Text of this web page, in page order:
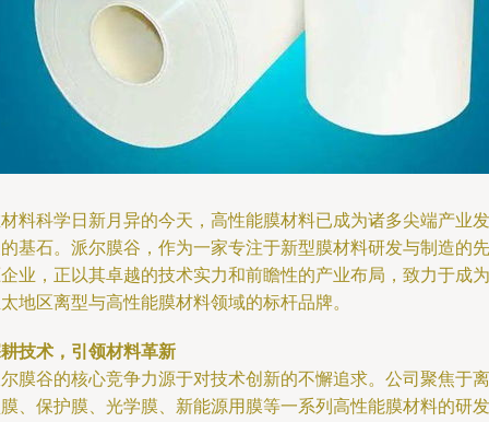
料科学日新月异的今天，高性能膜材料已成为诸多尖端产业发
基石。派尔膜谷，作为一家专注于新型膜材料研发与制造的先
业，正以其卓越的技术实力和前瞻性的产业布局，致力于成为
地区离型与高性能膜材料领域的标杆品牌。
技术，引领材料革新
膜谷的核心竞争力源于对技术创新的不懈追求。公司聚焦于离
、保护膜、光学膜、新能源用膜等一系列高性能膜材料的研发